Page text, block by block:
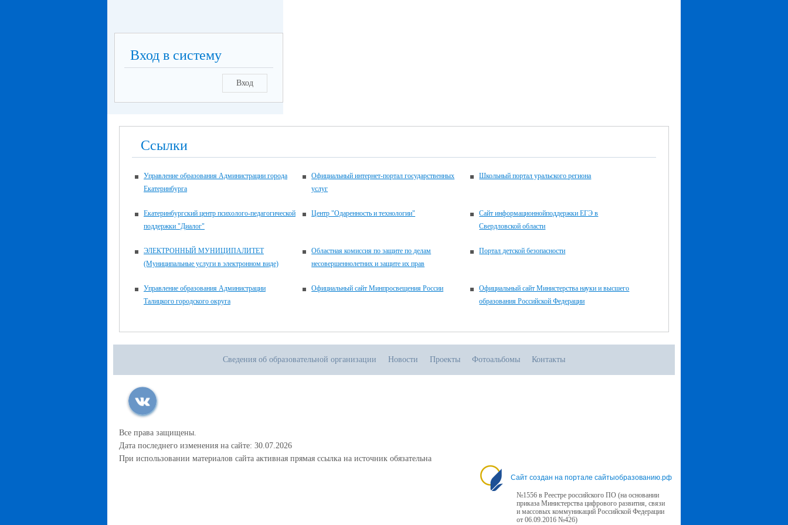
Вход в систему
Вход
Ссылки
Управление образования Администрации города
Екатеринбурга
Официальный интернет-портал государственных
услуг
Школьный портал уральского региона
Екатеринбургский центр психолого-педагогической
поддержки "Диалог"
Центр "Одаренность и технологии"
Сайт информационнойподдержки ЕГЭ в
Свердловской области
ЭЛЕКТРОННЫЙ МУНИЦИПАЛИТЕТ
(Муниципальные услуги в электронном виде)
Областная комиссия по защите по делам
несовершеннолетних и защите их прав
Портал детской безопасности
Управление образования Администрации
Талицкого городского округа
Официальный сайт Минпросвещения России
Официальный сайт Министерства науки и высшего
образования Российской Федерации
Сведения об образовательной организации Новости Проекты Фотоальбомы Контакты
Все права защищены.
Дата последнего изменения на сайте: 30.07.2026
При использовании материалов сайта активная прямая ссылка на источник обязательна
Сайт создан на портале сайтыобразованию.рф
№1556 в Реестре российского ПО (на основании
приказа Министерства цифрового развития, связи
и массовых коммуникаций Российской Федерации
от 06.09.2016 №426)